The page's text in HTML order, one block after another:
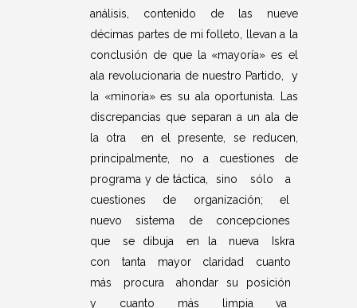
análisis, contenido de las nueve
décimas partes de mi folleto, llevan a la
conclusión de que la «mayoría» es el
ala revolucionaria de nuestro Partido, y
la «minoría» es su ala oportunista. Las
discrepancias que separan a un ala de
la otra en el presente, se reducen,
principalmente, no a cuestiones de
programa y de táctica, sino sólo a
cuestiones de organización; el
nuevo sistema de concepciones
que se dibuja en la nueva Iskra
con tanta mayor claridad cuanto
más procura ahondar su posición
y cuanto más limpia va